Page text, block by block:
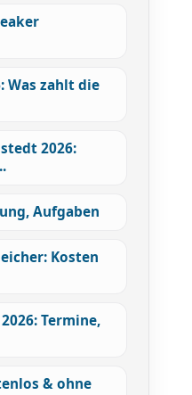
Was zahlt die
2026:
Aufgaben
Kosten
Termine,
& ohne